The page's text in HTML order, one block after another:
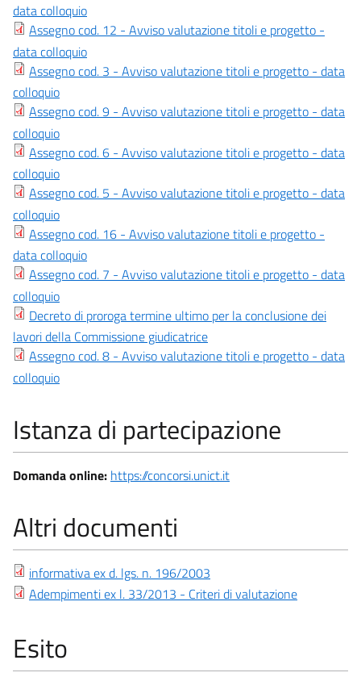
data colloquio
Assegno cod. 12 - Avviso valutazione titoli e progetto -
data colloquio
Assegno cod. 3 - Avviso valutazione titoli e progetto - data
colloquio
Assegno cod. 9 - Avviso valutazione titoli e progetto - data
colloquio
Assegno cod. 6 - Avviso valutazione titoli e progetto - data
colloquio
Assegno cod. 5 - Avviso valutazione titoli e progetto - data
colloquio
Assegno cod. 16 - Avviso valutazione titoli e progetto -
data colloquio
Assegno cod. 7 - Avviso valutazione titoli e progetto - data
colloquio
Decreto di proroga termine ultimo per la conclusione dei
lavori della Commissione giudicatrice
Assegno cod. 8 - Avviso valutazione titoli e progetto - data
colloquio
Istanza di partecipazione
Domanda online: https://concorsi.unict.it
Altri documenti
informativa ex d. lgs. n. 196/2003
Adempimenti ex l. 33/2013 - Criteri di valutazione
Esito